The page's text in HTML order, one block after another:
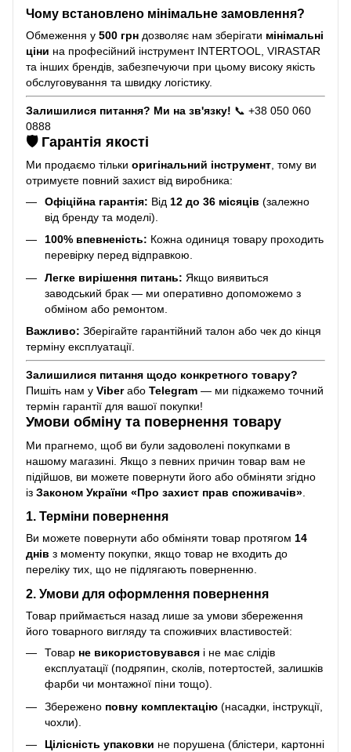
Чому встановлено мінімальне замовлення?
Обмеження у 500 грн дозволяє нам зберігати мінімальні
ціни на професійний інструмент INTERTOOL, VIRASTAR
та інших брендів, забезпечуючи при цьому високу якість
обслуговування та швидку логістику.
Залишилися питання? Ми на зв'язку! 📞 +38 050 060
0888
🛡️ Гарантія якості
Ми продаємо тільки оригінальний інструмент , тому ви
отримуєте повний захист від виробника:
Офіційна гарантія: Від 12 до 36 місяців (залежно
від бренду та моделі).
100% впевненість: Кожна одиниця товару проходить
перевірку перед відправкою.
Легке вирішення питань: Якщо виявиться
заводський брак — ми оперативно допоможемо з
обміном або ремонтом.
Важливо: Зберігайте гарантійний талон або чек до кінця
терміну експлуатації.
Залишилися питання щодо конкретного товару?
Пишіть нам у Viberабо Telegram — ми підкажемо точний
термін гарантії для вашої покупки!
Умови обміну та повернення товару
Ми прагнемо, щоб ви були задоволені покупками в
нашому магазині. Якщо з певних причин товар вам не
підійшов, ви можете повернути його або обміняти згідно
із Законом України «Про захист прав споживачів»
1. Терміни повернення
Ви можете повернути або обміняти товар протягом 14
днів з моменту покупки, якщо товар не входить до
переліку тих, що не підлягають поверненню.
2. Умови для оформлення повернення
Товар приймається назад лише за умови збереження
його товарного вигляду та споживчих властивостей:
Товар не використовувався і не має слідів
експлуатації (подряпин, сколів, потертостей, залишків
фарби чи монтажної піни тощо).
Збережено повну комплектацію (насадки, інструкції,
чохли).
Цілісність упаковки не порушена (блістери, картонні